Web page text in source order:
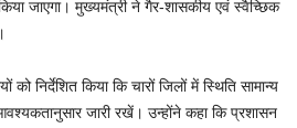
जाएगा। मुख्यमंत्री ने गैर-शासकीय एवं स्वैच्छिक
निर्देशित किया कि चारों जिलों में स्थिति सामान्य
जारी रखें। उन्होंने कहा कि प्रशासन